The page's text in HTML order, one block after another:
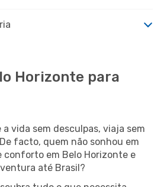
Horizonte para
a vida sem desculpas, viaja sem
facto, quem não sonhou em
conforto em Belo Horizonte e
até Brasil?